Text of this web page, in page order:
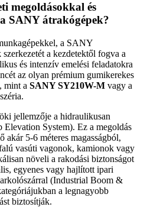
megoldásokkal és
SANY átrakógépek?
a SANY
a kezdetektől fogva a
és intenzív emelési feladatokra
az olyan prémium gumikerekes
mint a SANY SY210W-M vagy a
széria.
jellemzője a hidraulikusan
System). Ez a megoldás
akár 5-6 méteres magasságból,
vasúti vagonok, kamionok vagy
növeli a rakodási biztonságot
egyenes vagy hajlított ipari
(Industrial Boom &
a legnagyobb
biztosítják.